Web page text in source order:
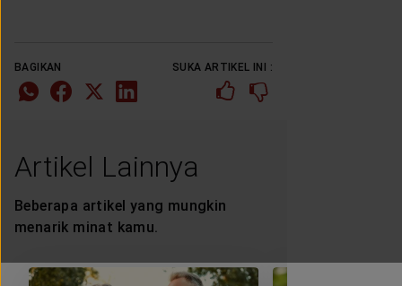
BAGIKAN SUKA ARTIKEL INI :
Artikel Lainnya
Beberapa artikel yang mungkin
menarik minat kamu.